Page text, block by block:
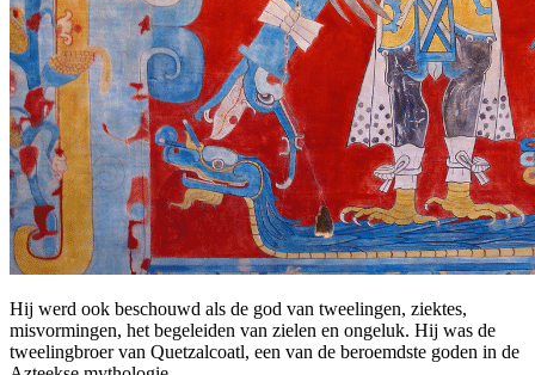
Hij werd ook beschouwd als de god van tweelingen, ziektes,
misvormingen, het begeleiden van zielen en ongeluk. Hij was de
tweelingbroer van Quetzalcoatl, een van de beroemdste goden in de